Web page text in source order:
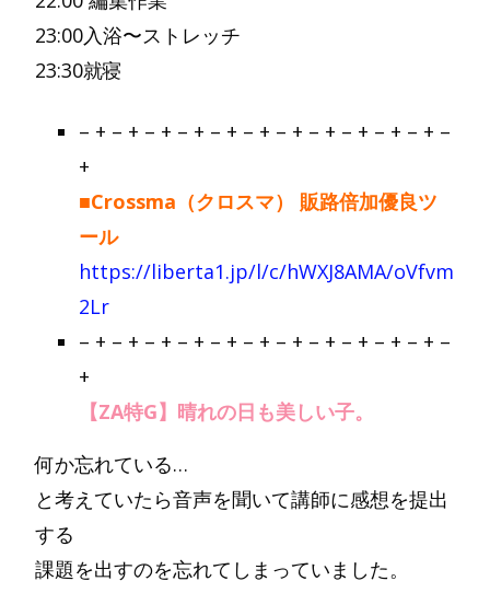
23:00入浴〜ストレッチ
23:30就寝
– + – + – + – + – + – + – + – + – + – + – + –
+
■Crossma（クロスマ） 販路倍加優良ツ
ール
https://liberta1.jp/l/c/hWXJ8AMA/oVfvm
2Lr
– + – + – + – + – + – + – + – + – + – + – + –
+
【ZA特G】晴れの日も美しい子。
何か忘れている…
と考えていたら音声を聞いて講師に感想を提出
する
課題を出すのを忘れてしまっていました。